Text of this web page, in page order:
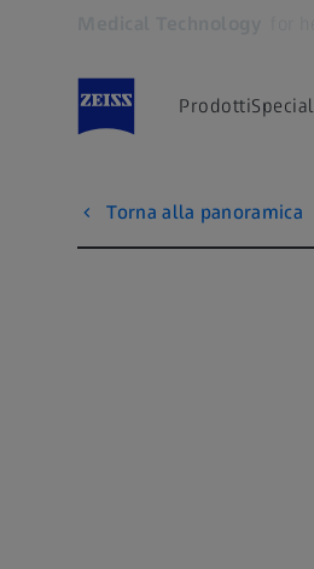
Prodotti
Torna alla panoramica